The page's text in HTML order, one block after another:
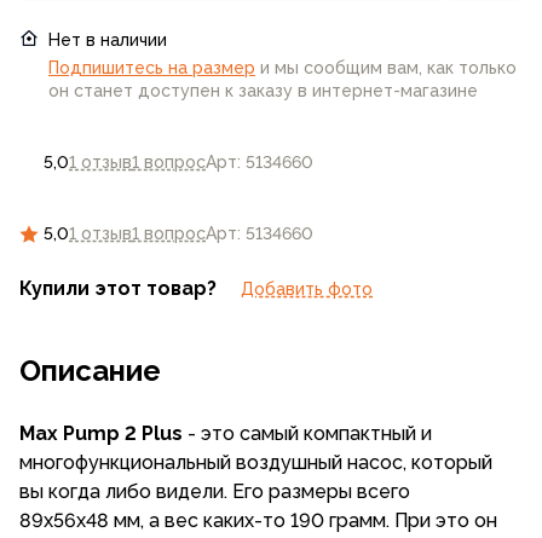
5,01 отзыв1 вопросАрт: 5134660
5,01 отзыв1 вопросАрт: 5134660
Нет в наличии
Подпишитесь на размер и мы сообщим вам, как только
он станет доступен к заказу в интернет-магазине
Купили этот товар? Добавить фото
Описание
Max Pump 2 Plus - это самый компактный и
многофункциональный воздушный насос, который
вы когда либо видели. Его размеры всего
89х56х48 мм, а вес каких-то 190 грамм. При это он